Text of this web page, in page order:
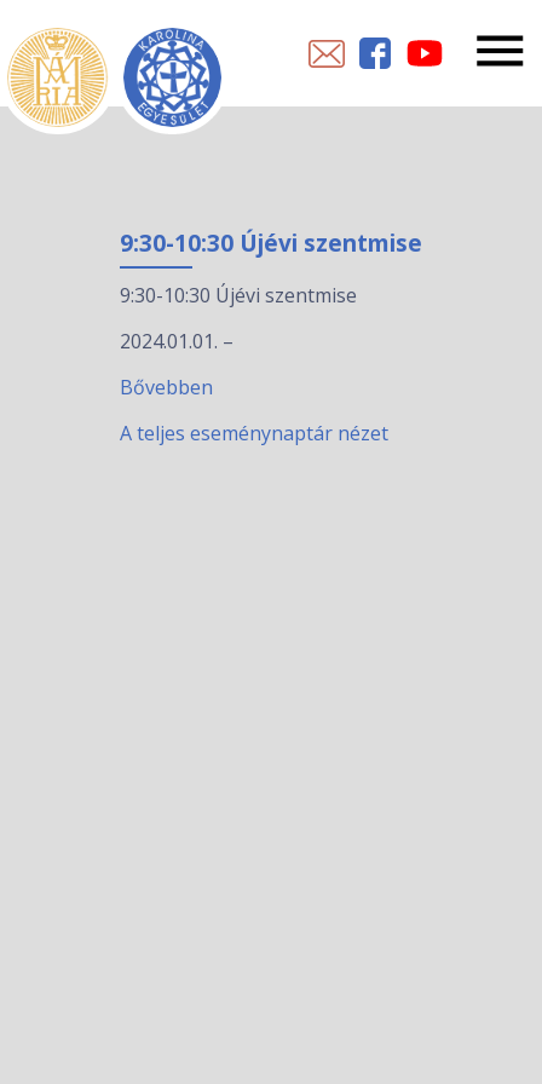
9:30-10:30 Újévi szentmise
9:30-10:30 Újévi szentmise
2024.01.01. –
Bővebben
A teljes eseménynaptár nézet